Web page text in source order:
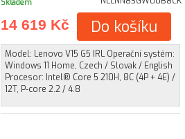
Skladem
14 619 Kč Do košíku
Model: Lenovo V15 G5 IRL Operační systém:
Windows 11 Home, Czech / Slovak / English
Procesor: Intel® Core 5 210H, 8C (4P + 4E) /
12T, P-core 2.2 / 4.8